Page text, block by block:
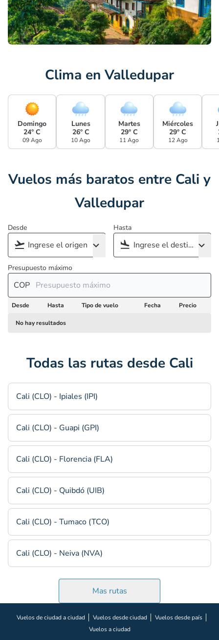
Clima en Valledupar
Domingo
24° C
09 Ago
Lunes
26° C
10 Ago
Martes
29° C
11 Ago
Miércoles
29° C
12 Ago
Vuelos más baratos entre Cali y
Valledupar
Desde Hasta
Presupuesto máximo
COP
Desde Hasta Tipo de vuelo Fecha Precio
No hay resultados
Todas las rutas desde Cali
Cali (CLO) - Ipiales (IPI)
Cali (CLO) - Guapi (GPI)
Cali (CLO) - Florencia (FLA)
Cali (CLO) - Quibdó (UIB)
Cali (CLO) - Tumaco (TCO)
Cali (CLO) - Neiva (NVA)
Mas rutas
Vuelos de ciudad a ciudad Vuelos desde ciudad
Vuelos desde país
Vuelos a ciudad